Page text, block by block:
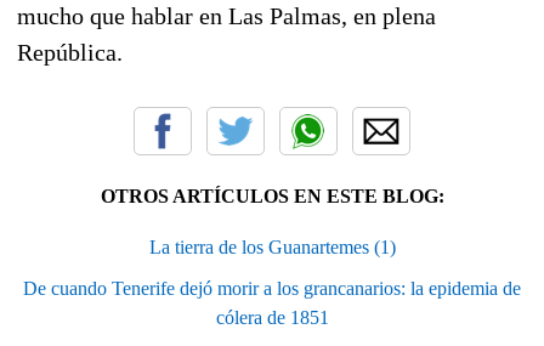
mucho que hablar en Las Palmas, en plena
República.
OTROS ARTÍCULOS EN ESTE BLOG:
La tierra de los Guanartemes (1)
De cuando Tenerife dejó morir a los grancanarios: la epidemia de
cólera de 1851